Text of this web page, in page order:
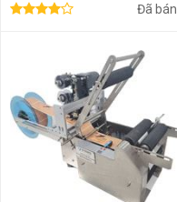
Đã bán